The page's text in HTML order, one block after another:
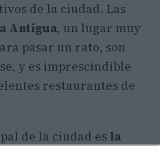
de la ciudad. Las
Antigua, un lugar muy
pasar un rato, son
y es imprescindible
restaurantes de
de la ciudad es la